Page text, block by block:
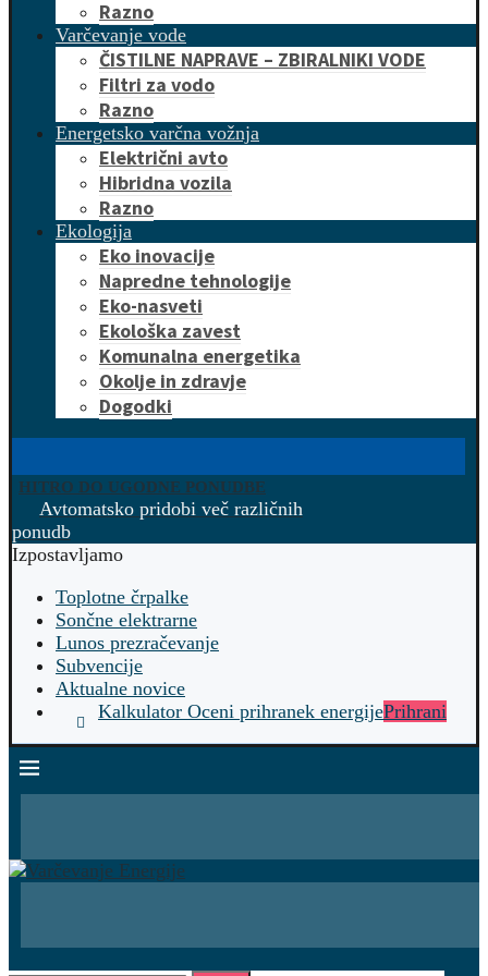
Razno
Varčevanje vode
ČISTILNE NAPRAVE – ZBIRALNIKI VODE
Filtri za vodo
Razno
Energetsko varčna vožnja
Električni avto
Hibridna vozila
Razno
Ekologija
Eko inovacije
Napredne tehnologije
Eko-nasveti
Ekološka zavest
Komunalna energetika
Okolje in zdravje
Dogodki
HITRO DO UGODNE PONUDBE
Avtomatsko pridobi več različnih
ponudb
Izpostavljamo
Toplotne črpalke
Sončne elektrarne
Lunos prezračevanje
Subvencije
Aktualne novice
Kalkulator Oceni prihranek energijePrihrani